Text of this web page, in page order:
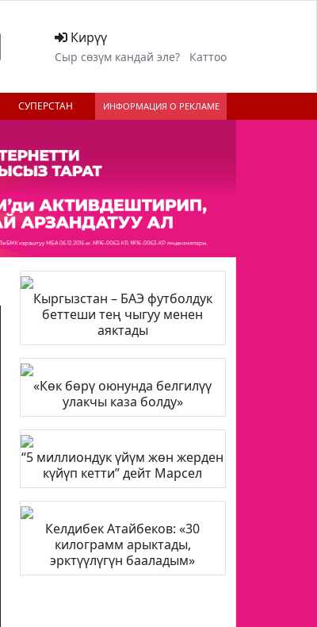
Кирүү
Сыр сөзүм кандай эле? Каттоо
СУПЕРСТАН ИНФОРМАЦИЯ О РЕКЛАМЕ
Кыргызстан – БАЭ футболдук
беттеши тең чыгуу менен
аяктады
«Көк бөрү оюнунда белгилүү
улакчы каза болду»
“5 миллиондук үйүм жөн жерден
күйүп кетти” дейт Марсел
Келдибек Атайбеков: «30
килограмм арыктады,
эрктүүлүгүн бааладым»